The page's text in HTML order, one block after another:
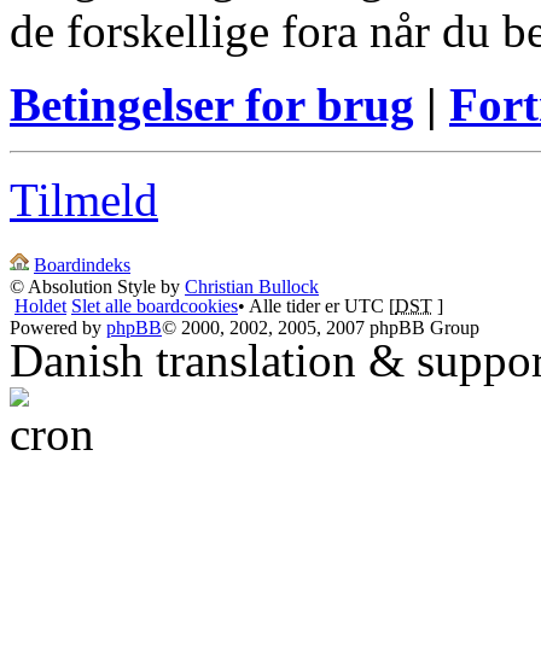
de forskellige fora når du
Betingelser for brug |
Tilmeld
Boardindeks
© Absolution Style by Christian Bullock
Holdet Slet alle boardcookies• Alle tider er UTC [DST ]
Powered by phpBB© 2000, 2002, 2005, 2007 phpBB Group
Danish translation &